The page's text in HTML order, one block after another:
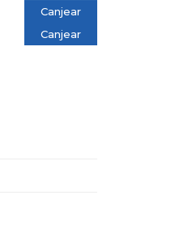
Canjear
Canjear